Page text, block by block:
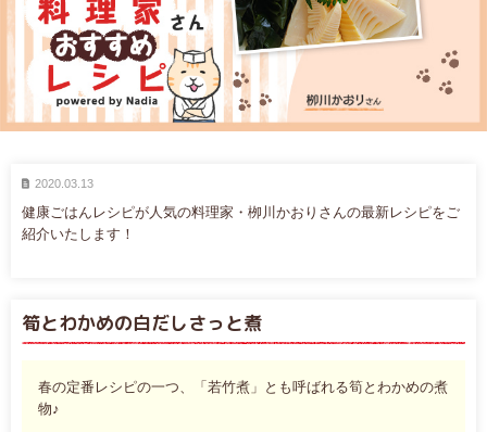
2020.03.13
健康ごはんレシピが人気の料理家・栁川かおりさんの最新レシピをご
紹介いたします！
筍とわかめの白だしさっと煮
春の定番レシピの一つ、「若竹煮」とも呼ばれる筍とわかめの煮
物♪